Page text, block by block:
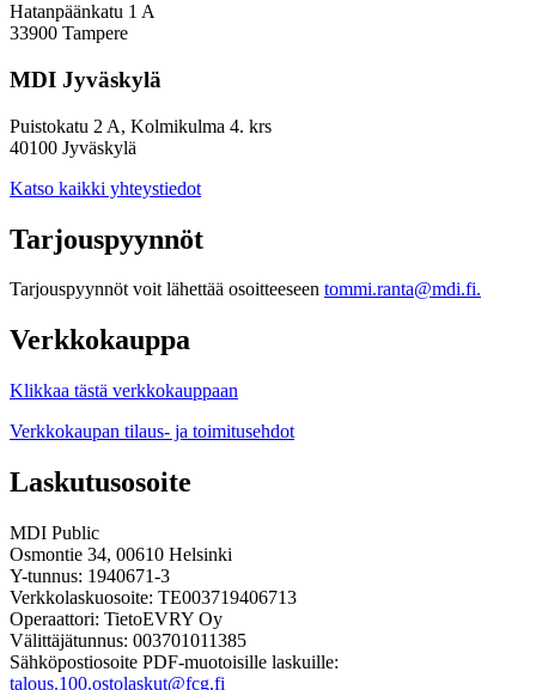
Hatanpäänkatu 1 A
33900 Tampere
MDI Jyväskylä
Puistokatu 2 A, Kolmikulma 4. krs
40100 Jyväskylä
Katso kaikki yhteystiedot
Tarjouspyynnöt
Tarjouspyynnöt voit lähettää osoitteeseen tommi.ranta@mdi.fi.
Verkkokauppa
Klikkaa tästä verkkokauppaan
Verkkokaupan tilaus- ja toimitusehdot
Laskutusosoite
MDI Public
Osmontie 34, 00610 Helsinki
Y-tunnus: 1940671-3
Verkkolaskuosoite: TE003719406713
Operaattori: TietoEVRY Oy
Välittäjätunnus: 003701011385
Sähköpostiosoite PDF-muotoisille laskuille:
talous.100.ostolaskut@fcg.fi